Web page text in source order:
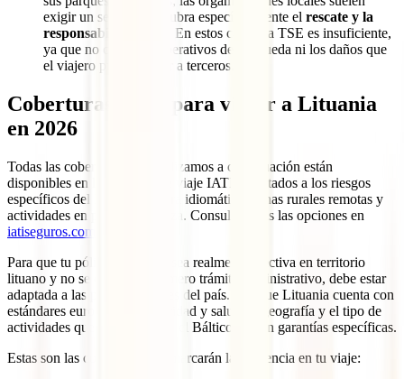
exigir un seguro que cubra específicamente el rescate y la
responsabilidad civil
. En estos casos, la TSE es insuficiente,
ya que no cubre los operativos de búsqueda ni los daños que
el viajero pueda causar a terceros.
Coberturas clave para viajar a Lituania
en 2026
Todas las coberturas que analizamos a continuación están
disponibles en los seguros de viaje IATI, adaptados a los riesgos
específicos del Báltico: barrera idiomática, zonas rurales remotas y
actividades en plena naturaleza. Consulta todas las opciones en
iatiseguros.com
Para que tu póliza de seguro sea realmente efectiva en territorio
lituano y no se quede en un mero trámite administrativo, debe estar
adaptada a las particularidades del país. Aunque Lituania cuenta con
estándares europeos de seguridad y salud, la geografía y el tipo de
actividades que se realizan en el Báltico exigen garantías específicas.
Estas son las coberturas que marcarán la diferencia en tu viaje: